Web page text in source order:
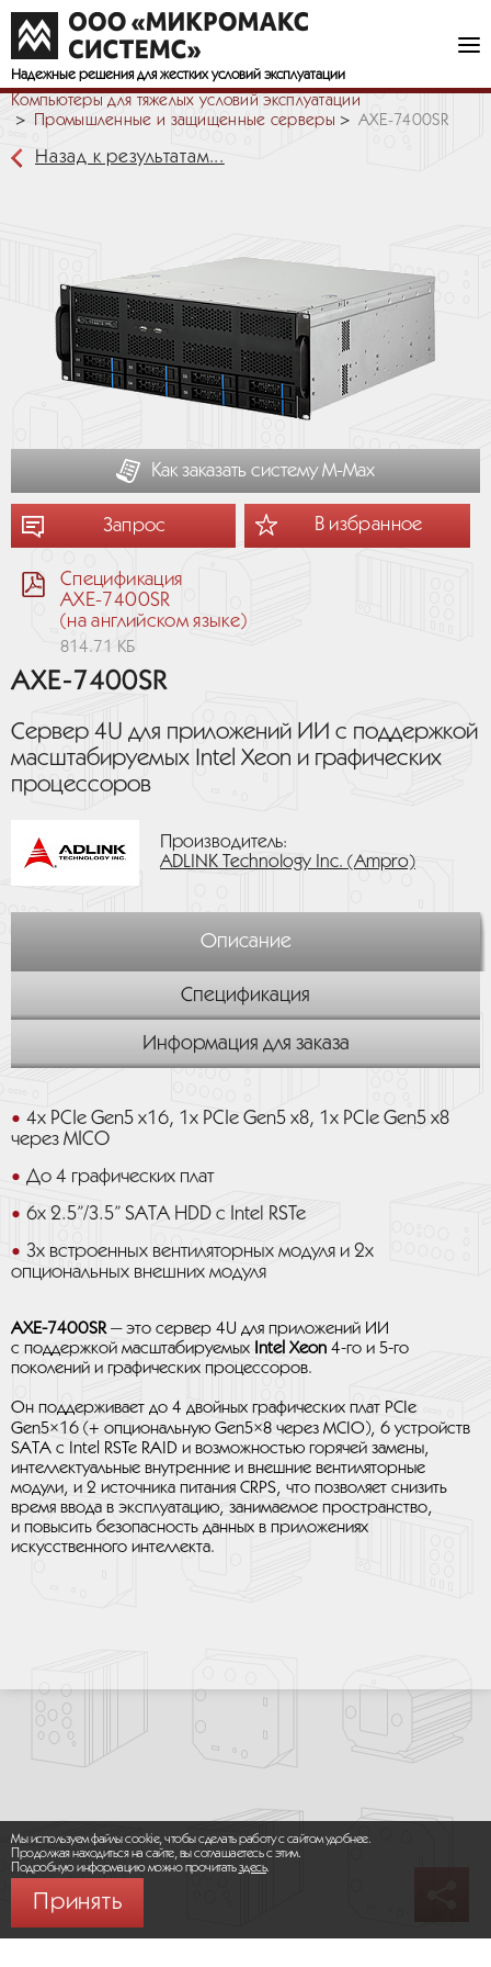
Надежные решения для жестких условий эксплуатации
Компьютеры для тяжелых условий эксплуатации
Промышленные и защищенные серверы
AXE-7400SR
Назад к результатам...
Как заказать систему М-Мах
Запрос В избранное
Спецификация
AXE-7400SR
(на английском языке)
814.71 КБ
AXE-7400SR
Сервер 4U для приложений ИИ с поддержкой
масштабируемых Intel Xeon и графических
процессоров
Производитель:
ADLINK Technology Inc. (Ampro)
Описание
Спецификация
Информация для заказа
4x PCIe Gen5 x16, 1x PCIe Gen5 x8, 1x PCIe Gen5 x8
через MICO
До 4 графических плат
6x 2.5”/3.5” SATA HDD с Intel RSTe
3x встроенных вентиляторных модуля и 2x
опциональных внешних модуля
AXE-7400SR— это сервер 4U для приложений ИИ
с поддержкой масштабируемых Intel Xeon 4-го и 5-го
поколений и графических процессоров.
Он поддерживает до 4 двойных графических плат PCIe
Gen5×16 (+ опциональную Gen5×8 через MCIO), 6 устройств
SATA с Intel RSTe RAID и возможностью горячей замены,
интеллектуальные внутренние и внешние вентиляторные
модули, и 2 источника питания CRPS, что позволяет снизить
время ввода в эксплуатацию, занимаемое пространство,
и повысить безопасность данных в приложениях
искусственного интеллекта.
Мы используем файлы cookie, чтобы сделать работу с сайтом удобнее.
Продолжая находиться на сайте, вы соглашаетесь с этим.
Подробную информацию можно прочитатьздесь.
Принять